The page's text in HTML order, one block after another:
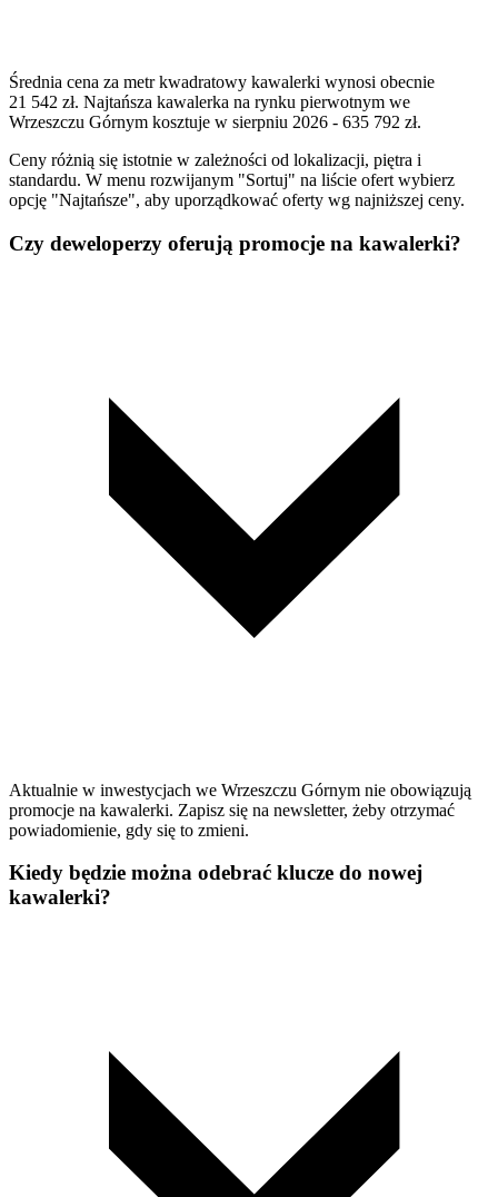
Średnia cena za metr kwadratowy kawalerki wynosi obecnie
21 542 zł. Najtańsza kawalerka na rynku pierwotnym we
Wrzeszczu Górnym kosztuje w sierpniu 2026 - 635 792 zł.
Ceny różnią się istotnie w zależności od lokalizacji, piętra i
standardu. W menu rozwijanym "Sortuj" na liście ofert wybierz
opcję "Najtańsze", aby uporządkować oferty wg najniższej ceny.
Czy deweloperzy oferują promocje na kawalerki?
Aktualnie w inwestycjach we Wrzeszczu Górnym nie obowiązują
promocje na kawalerki. Zapisz się na newsletter, żeby otrzymać
powiadomienie, gdy się to zmieni.
Kiedy będzie można odebrać klucze do nowej
kawalerki?